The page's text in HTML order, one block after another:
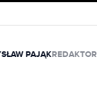
PAJĄKREDAKTOR